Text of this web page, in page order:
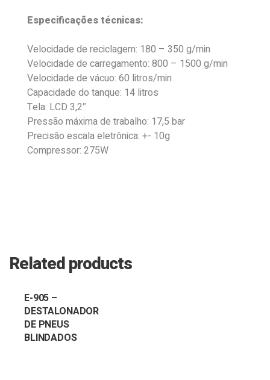
Especificações técnicas:
Velocidade de reciclagem: 180 – 350 g/min
Velocidade de carregamento: 800 – 1500 g/min
Velocidade de vácuo: 60 litros/min
Capacidade do tanque: 14 litros
Tela: LCD 3,2″
Pressão máxima de trabalho: 17,5 bar
Precisão escala eletrônica: +- 10g
Compressor: 275W
Related products
E-905 –
DESTALONADOR
DE PNEUS
BLINDADOS